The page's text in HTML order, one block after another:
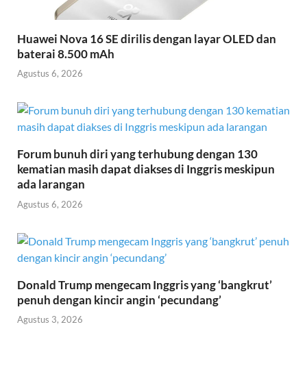
Huawei Nova 16 SE dirilis dengan layar OLED dan
baterai 8.500 mAh
Agustus 6, 2026
Forum bunuh diri yang terhubung dengan 130
kematian masih dapat diakses di Inggris meskipun
ada larangan
Agustus 6, 2026
Donald Trump mengecam Inggris yang ‘bangkrut’
penuh dengan kincir angin ‘pecundang’
Agustus 3, 2026